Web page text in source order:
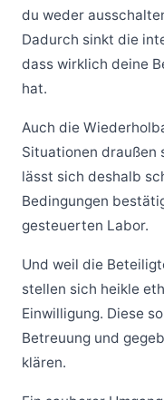
du weder
Dadurch sinkt die
dass wirklich deine
hat.
Auch die
Situationen draußen
lässt sich deshalb
Bedingungen
gesteuerten Labor.
Und weil die
stellen sich heikle
Einwilligung. Diese
Betreuung und
klären.